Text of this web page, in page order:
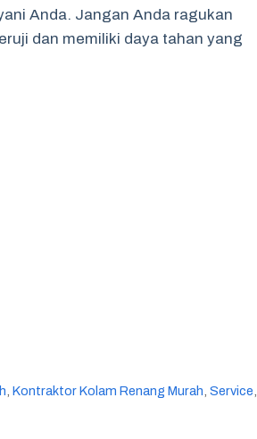
Anda. Jangan Anda ragukan
dan memiliki daya tahan yang
,Kontraktor Kolam Renang Murah ,Service